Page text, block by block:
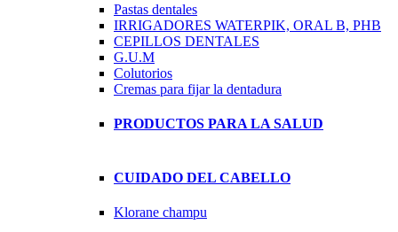
Pastas dentales
IRRIGADORES WATERPIK, ORAL B, PHB
CEPILLOS DENTALES
G.U.M
Colutorios
Cremas para fijar la dentadura
PRODUCTOS PARA LA SALUD
CUIDADO DEL CABELLO
Klorane champu